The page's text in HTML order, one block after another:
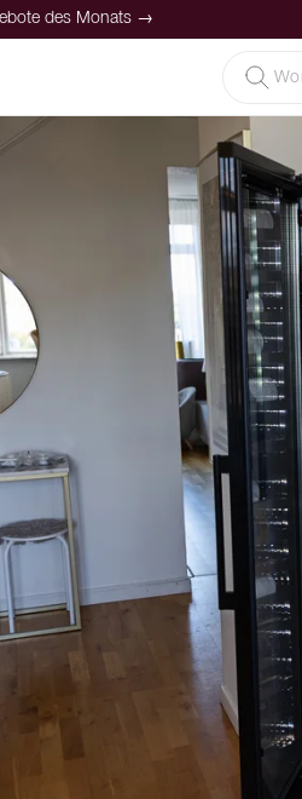
des Monats →